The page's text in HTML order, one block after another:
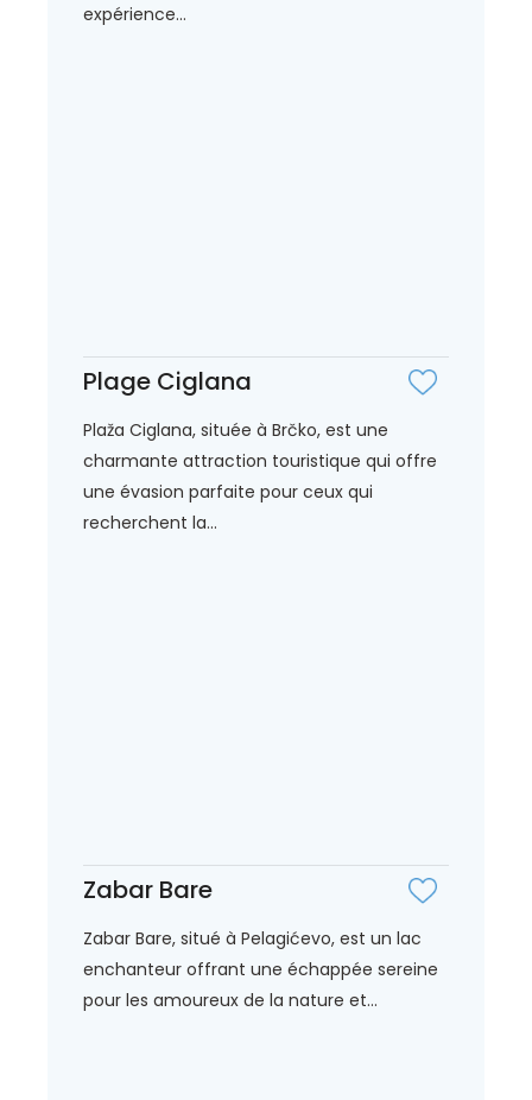
expérience...
Plage Ciglana
Plaža Ciglana, située à Brčko, est une
charmante attraction touristique qui offre
une évasion parfaite pour ceux qui
recherchent la...
Zabar Bare
Zabar Bare, situé à Pelagićevo, est un lac
enchanteur offrant une échappée sereine
pour les amoureux de la nature et...